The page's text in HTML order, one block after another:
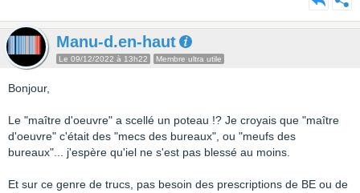
Manu-d.en-haut
Le 09/12/2022 à 13h22 Membre ultra utile
Bonjour,
Le "maître d'oeuvre" a scellé un poteau !? Je croyais que "maître
d'oeuvre" c'était des "mecs des bureaux", ou "meufs des
bureaux"... j'espère qu'iel ne s'est pas blessé au moins.
Et sur ce genre de trucs, pas besoin des prescriptions de BE ou de